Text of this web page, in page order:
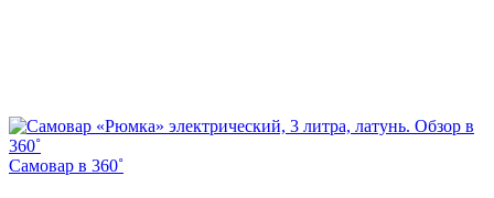
Самовар в 360˚